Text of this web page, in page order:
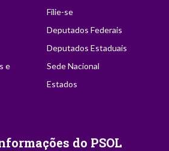
e
Filie-se
Deputados Federais
Deputados Estaduais
Sede Nacional
Estados
do PSOL